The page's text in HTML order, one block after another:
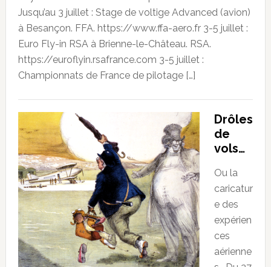
Jusqu’au 3 juillet : Stage de voltige Advanced (avion)
à Besançon. FFA. https://www.ffa-aero.fr 3-5 juillet :
Euro Fly-in RSA à Brienne-le-Château. RSA.
https://euroflyin.rsafrance.com 3-5 juillet :
Championnats de France de pilotage […]
Drôles
de
vols…
Ou la
caricatur
e des
expérien
ces
aérienne